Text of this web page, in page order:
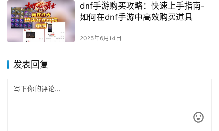
dnf手游购买攻略：快速上手指南-
如何在dnf手游中高效购买道具
2025年6月14日
发表回复